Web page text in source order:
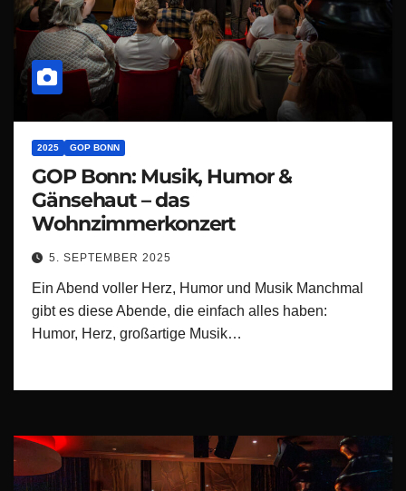
2025 GOP BONN
GOP Bonn: Musik, Humor &
Gänsehaut – das
Wohnzimmerkonzert
5. SEPTEMBER 2025
Ein Abend voller Herz, Humor und Musik Manchmal
gibt es diese Abende, die einfach alles haben:
Humor, Herz, großartige Musik…